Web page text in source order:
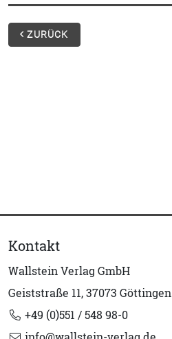
ZURÜCK
Kontakt
Wallstein Verlag GmbH
Geiststraße 11, 37073 Göttingen
+49 (0)551 / 548 98-0